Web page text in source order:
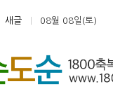
새글 08월 08일(토)